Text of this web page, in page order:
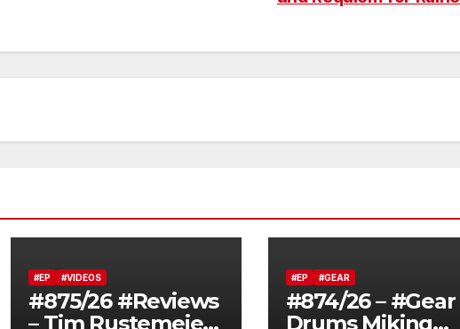
#EP #VIDEOS
#875/26 #Reviews
– Tim Rustemeier
#EP #GEAR
#874/26 – #Gear
Drums Miking